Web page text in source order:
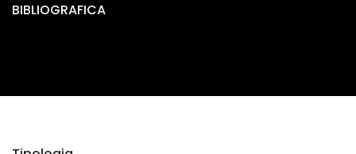
BIBLIOGRAFICA